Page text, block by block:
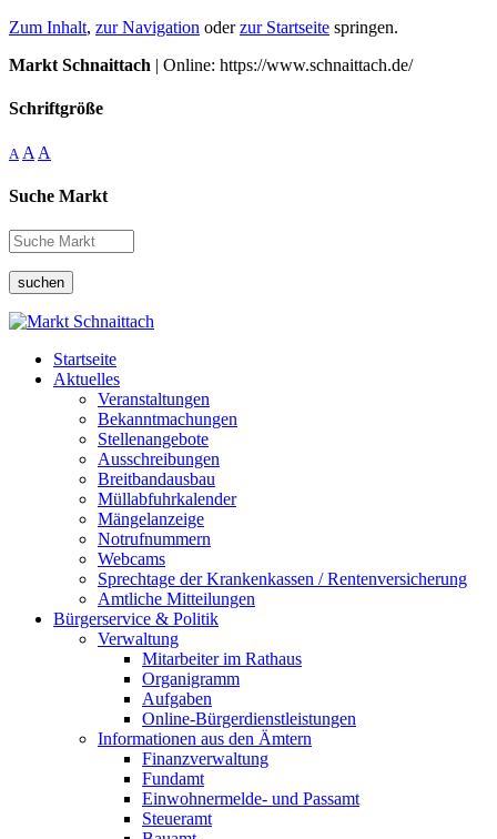
Zum Inhalt, zur Navigation oderzur Startseite springen.
Markt Schnaittach | Online: https://www.schnaittach.de/
Schriftgröße
A A A
Suche Markt
suchen
Startseite
Aktuelles
Veranstaltungen
Bekanntmachungen
Stellenangebote
Ausschreibungen
Breitbandausbau
Müllabfuhrkalender
Mängelanzeige
Notrufnummern
Webcams
Sprechtage der Krankenkassen / Rentenversicherung
Amtliche Mitteilungen
Bürgerservice & Politik
Verwaltung
Mitarbeiter im Rathaus
Organigramm
Aufgaben
Online-Bürgerdienstleistungen
Informationen aus den Ämtern
Finanzverwaltung
Fundamt
Einwohnermelde- und Passamt
Steueramt